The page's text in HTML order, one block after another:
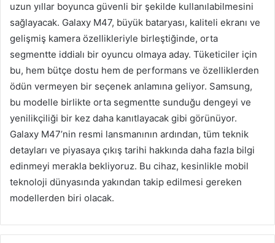
uzun yıllar boyunca güvenli bir şekilde kullanılabilmesini
sağlayacak. Galaxy M47, büyük bataryası, kaliteli ekranı ve
gelişmiş kamera özellikleriyle birleştiğinde, orta
segmentte iddialı bir oyuncu olmaya aday. Tüketiciler için
bu, hem bütçe dostu hem de performans ve özelliklerden
ödün vermeyen bir seçenek anlamına geliyor. Samsung,
bu modelle birlikte orta segmentte sunduğu dengeyi ve
yenilikçiliği bir kez daha kanıtlayacak gibi görünüyor.
Galaxy M47’nin resmi lansmanının ardından, tüm teknik
detayları ve piyasaya çıkış tarihi hakkında daha fazla bilgi
edinmeyi merakla bekliyoruz. Bu cihaz, kesinlikle mobil
teknoloji dünyasında yakından takip edilmesi gereken
modellerden biri olacak.